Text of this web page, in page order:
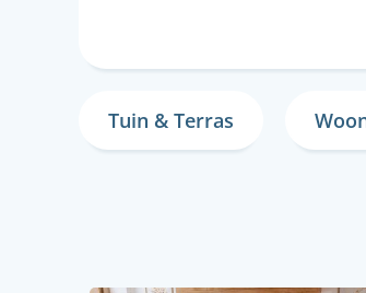
Tuin & Terras